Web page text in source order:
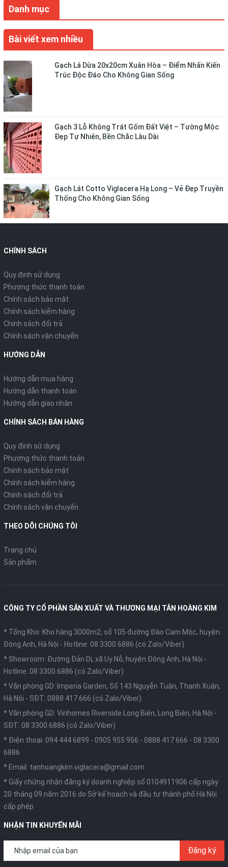
Danh mục
Bài viết xem nhiều
Gạch Lá Dừa 20x20cm Xuân Hòa – Điểm Nhấn Kiến
Trúc Độc Đáo Cho Không Gian Sống
Gạch 3 Lỗ Không Trát Gốm Đất Việt – Tường Mộc
Đẹp Tự Nhiên, Bền Chắc Lâu Dài
Gạch Lát Cotto Viglacera Hạ Long – Vẻ Đẹp Truyền
Thống Cho Không Gian Sống
CHÍNH SÁCH
Quy định sử dụng
Phương thức thanh toán
Chính sách bảo mật
Chính sách kiểm hàng
Chính sách đổi trả
Chính sách vận chuyển
HƯỚNG DẪN
Hướng dẫn mua hàng
Hướng dẫn thanh toán
Hướng dẫn giao nhận
CHÍNH SÁCH BÁN HÀNG
Quy định sử dụng
Phương thức thanh toán
Chính sách bảo mật
Chính sách kiểm hàng
Chính sách đổi trả
Chính sách vận chuyển
THEO DÕI CHÚNG TÔI
Trang chủ
Sản phẩm
CÔNG TY CỔ PHẦN SẢN XUẤT VÀ THƯƠNG MẠI TÂN HOÀNG KIM
* Tổng Kho: Kho hàng 3000m2, số 105 đường Đào Cam Mộc, huyện
Đông Anh, Hà Nội - Hotline: 08 3300 6886 (có Zalo/Viber)
* Showroom: Đường Đản Dị, xã Uy Nỗ, huyện Đông Anh, Hà Nội -
Hotline: 08 3300 6886 (có Zalo/Viber)
* Văn phòng GD: Imperia Garden, Số 143 Nguyễn Tuân, Thanh Xuân,
Hà Nội - SĐT: 0888 417 666 (có Zalo/Viber)
* Văn phòng GD: Vinhomes Riverside Long Biên, Long Biên, Hà Nội -
SĐT: 08 3300 6886 (có Zalo/Viber)
* Điện thoại: 094 444 6899 - 0905 955 956 - 0888 417 666 - 08 3300
6886
* Email: tanhoangkim.viglacera@gmail.com
* Giấy chứng nhận đăng ký doanh nghiệp số 0104911906 cấp ngày
20 tháng 09 năm 2016 do Sở kế hoạch và đầu tư thành phố Hà Nội
cấp phép
NHẬN TIN KHUYẾN MÃI
Đăng ký